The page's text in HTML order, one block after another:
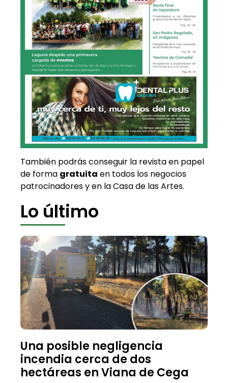
También podrás conseguir la revista en papel
de forma gratuita en todos los negocios
patrocinadores y en la Casa de las Artes.
Lo último
Una posible negligencia
incendia cerca de dos
hectáreas en Viana de Cega